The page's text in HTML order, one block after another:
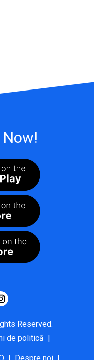
Reserved.
de politică |